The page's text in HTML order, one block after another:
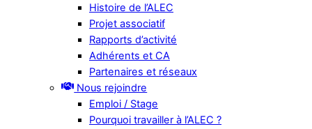
Histoire de l’ALEC
Projet associatif
Rapports d’activité
Adhérents et CA
Partenaires et réseaux
Nous rejoindre
Emploi / Stage
Pourquoi travailler à l’ALEC ?